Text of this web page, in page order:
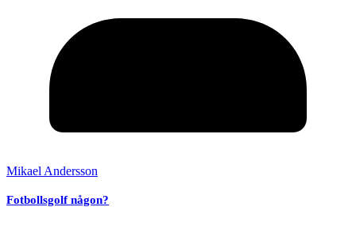
Mikael Andersson
Fotbollsgolf någon?